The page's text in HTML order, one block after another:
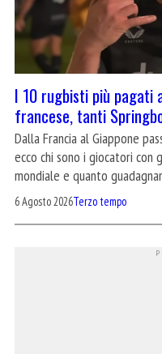
I 10 rugbisti più pagati
francese, tanti
Dalla Francia al Giappone
ecco chi sono i giocatori
mondiale e quanto
6 Agosto 2026Terzo tempo